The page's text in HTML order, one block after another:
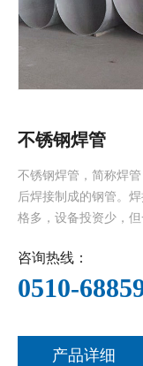
不锈钢焊管
不锈钢焊管，简称焊
后焊接制成的钢管。
格多，设备投资少，
手工焊一般采用氩弧
用途又分为···
咨询热线：
0510-
产品详细